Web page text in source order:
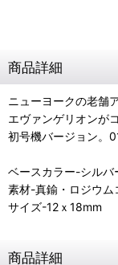
商品詳細
ニューヨークの老舗
エヴァンゲリオンが
初号機バージョン。
ベースカラー-シルバ
素材-真鍮・ロジウム
サイズ-12ｘ18mm
商品詳細